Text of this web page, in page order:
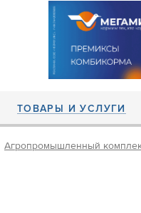
ТОВАРЫ И УСЛУГИ
Агропромышленный